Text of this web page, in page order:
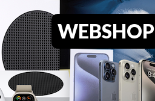
WEBSHOP